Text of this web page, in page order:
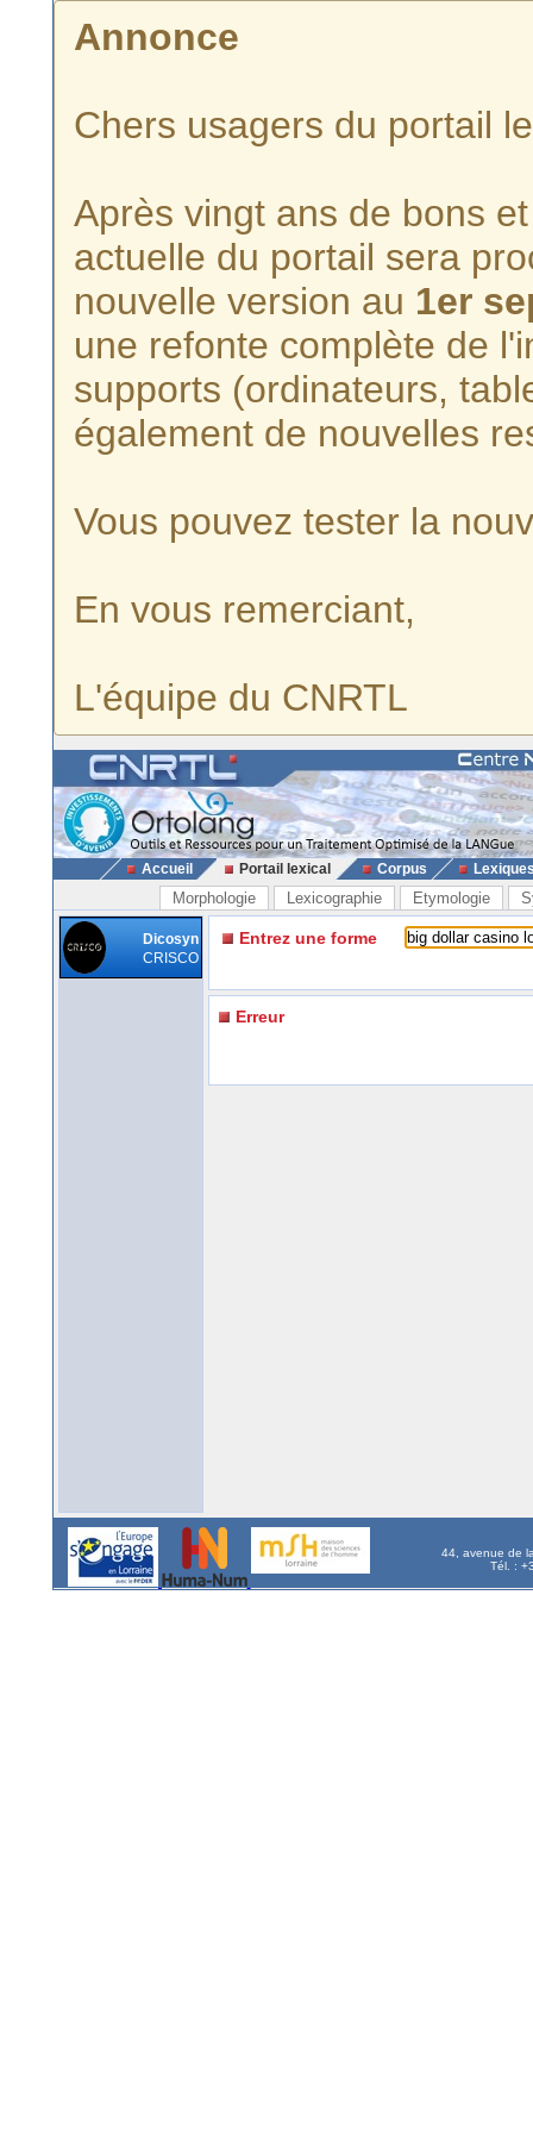
Annonce
Chers usagers du portail
Après vingt ans de bons
actuelle du portail sera
nouvelle version au 1er
une refonte complète de
supports (ordinateurs,
également de nouvelles
Vous pouvez tester la
En vous remerciant,
L'équipe du CNRTL
Accueil Portail lexical Corpus
Morphologie Lexicographie Etymologie
Dicosyn
CRISCO
Entrez une forme
Erreur
44, avenue de
Tél. :